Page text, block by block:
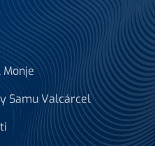
Monje
Samu Valcárcel